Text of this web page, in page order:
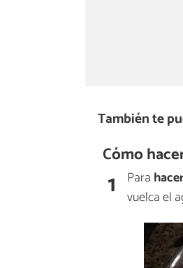
También te
Cómo
1 Para
vuelca el